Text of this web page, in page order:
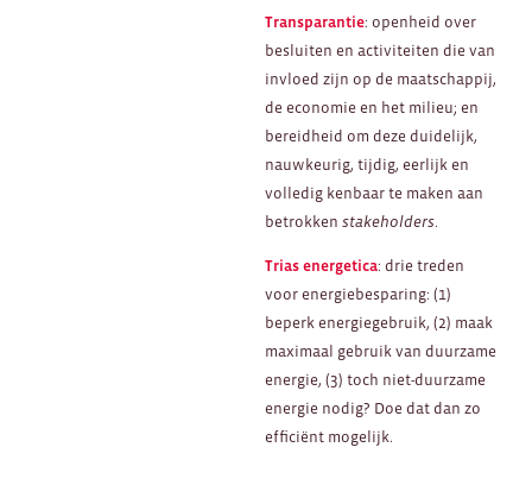
Transparantie: openheid over
besluiten en activiteiten die van
invloed zijn op de maatschappij,
de economie en het milieu; en
bereidheid om deze duidelijk,
nauwkeurig, tijdig, eerlijk en
volledig kenbaar te maken aan
betrokkenstakeholders.
Trias energetica: drie treden
voor energiebesparing: (1)
beperk energiegebruik, (2) maak
maximaal gebruik van duurzame
energie, (3) toch niet-duurzame
energie nodig? Doe dat dan zo
efficiënt mogelijk.